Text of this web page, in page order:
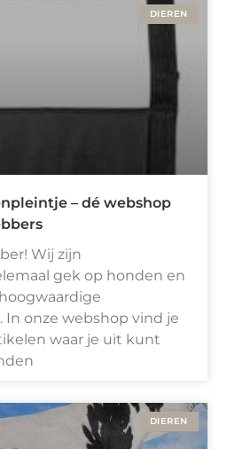
DIEREN
– dé webshop
Wij zijn
gek op honden en
onze webshop vind je
waar je uit kunt
DIEREN